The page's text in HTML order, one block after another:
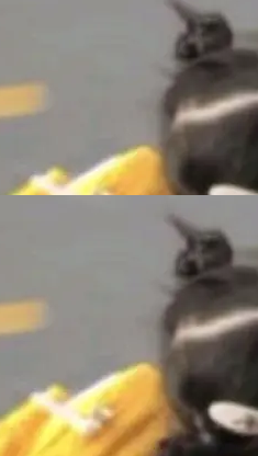
拒绝 修复了 C
如果表单中
它们将不再关
的 PG 19，则
时间点
AI 分析提炼。
这一方法也为
的思路。
务、社交生活
维护者 S
。8 月 4 日，
8 月 1 日起，
6 个月。发
无数的基础设
十年，维护它
更新内容如
项增强功能：
a>）</l
给搜索引擎。
show_
容器不适合 Ag
。 Cloudflare
——他们用 W
Matthew Pri
Isolate 运行代
们需要的是 Iso
应苹果
wron
告上法庭，指
密。苹果的诉
从前东家挖